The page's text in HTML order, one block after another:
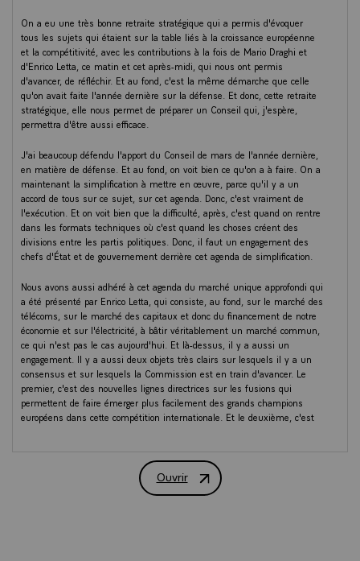
On a eu une très bonne retraite stratégique qui a permis d'évoquer
tous les sujets qui étaient sur la table liés à la croissance européenne
et la compétitivité, avec les contributions à la fois de Mario Draghi et
d'Enrico Letta, ce matin et cet après-midi, qui nous ont permis
d'avancer, de réfléchir. Et au fond, c'est la même démarche que celle
qu'on avait faite l'année dernière sur la défense. Et donc, cette retraite
stratégique, elle nous permet de préparer un Conseil qui, j'espère,
permettra d'être aussi efficace.
J'ai beaucoup défendu l'apport du Conseil de mars de l'année dernière,
en matière de défense. Et au fond, on voit bien ce qu'on a à faire. On a
maintenant la simplification à mettre en œuvre, parce qu'il y a un
accord de tous sur ce sujet, sur cet agenda. Donc, c'est vraiment de
l'exécution. Et on voit bien que la difficulté, après, c'est quand on rentre
dans les formats techniques où c'est quand les choses créent des
divisions entre les partis politiques. Donc, il faut un engagement des
chefs d'État et de gouvernement derrière cet agenda de simplification.
Nous avons aussi adhéré à cet agenda du marché unique approfondi qui
a été présenté par Enrico Letta, qui consiste, au fond, sur le marché des
télécoms, sur le marché des capitaux et donc du financement de notre
économie et sur l'électricité, à bâtir véritablement un marché commun,
ce qui n'est pas le cas aujourd'hui. Et là-dessus, il y a aussi un
engagement. Il y a aussi deux objets très clairs sur lesquels il y a un
consensus et sur lesquels la Commission est en train d'avancer. Le
premier, c'est des nouvelles lignes directrices sur les fusions qui
permettent de faire émerger plus facilement des grands champions
européens dans cette compétition internationale. Et le deuxième, c'est
Et donc, là, sur à la fois la simplification, l'approfondissement du
Ouvrir
Micro tendu du Président de la